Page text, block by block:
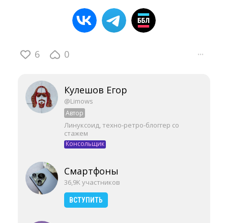
6 0 ···
Кулешов Егор
@Limows
Автор
Линуксоид, техно-ретро-блоггер со
стажем
Консольщик
Смартфоны
36,9K участников
ВСТУПИТЬ